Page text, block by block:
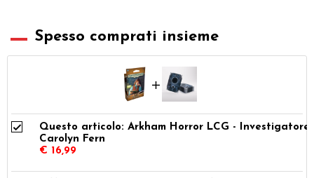
Spesso comprati insieme
Questo articolo: Arkham Horror LCG - Investigatore
Carolyn Fern
€ 16,99